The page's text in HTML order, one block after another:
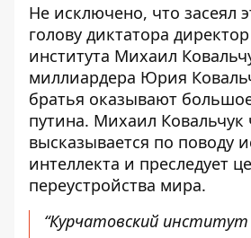
Не исключено, что засеял
голову диктатора
института Михаил
миллиардера Юрия
братья оказывают
путина. Михаил Ковальчук
высказывается по поводу
интеллекта и преследует
переустройства мира.
“Курчатовский